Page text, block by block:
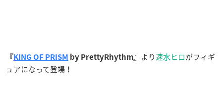
『KING OF PRISM by PrettyRhythm』 より速水ヒロがフィギ
ュアになって登場！